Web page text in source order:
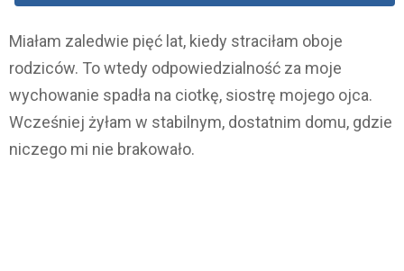
Miałam zaledwie pięć lat, kiedy straciłam oboje
rodziców. To wtedy odpowiedzialność za moje
wychowanie spadła na ciotkę, siostrę mojego ojca.
Wcześniej żyłam w stabilnym, dostatnim domu, gdzie
niczego mi nie brakowało.